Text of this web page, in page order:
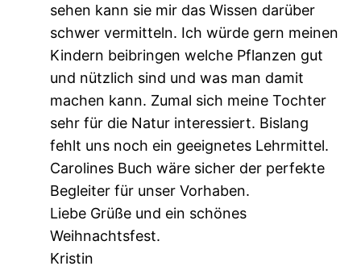
sehen kann sie mir das Wissen darüber
schwer vermitteln. Ich würde gern meinen
Kindern beibringen welche Pflanzen gut
und nützlich sind und was man damit
machen kann. Zumal sich meine Tochter
sehr für die Natur interessiert. Bislang
fehlt uns noch ein geeignetes Lehrmittel.
Carolines Buch wäre sicher der perfekte
Begleiter für unser Vorhaben.
Liebe Grüße und ein schönes
Weihnachtsfest.
Kristin